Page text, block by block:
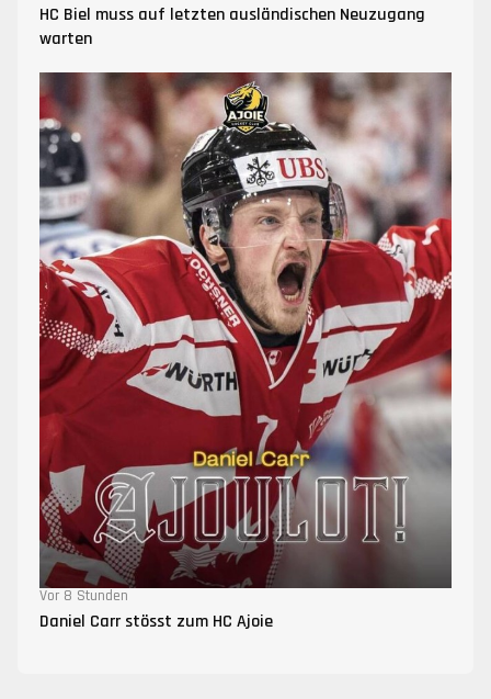
HC Biel muss auf letzten ausländischen Neuzugang
warten
Vor 8 Stunden
Daniel Carr stösst zum HC Ajoie